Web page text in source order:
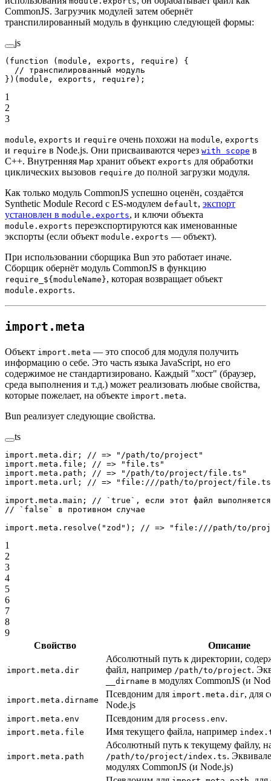
CommonJS. Загрузчик модулей затем обернёт
транспилированный модуль в функцию следующей формы:
js
( function (module , exports , require ) {
  // транспилированный модуль
})(module , exports , require);
1
2
3
module, exports и require очень похожи на module, exports
и require в Node.js. Они присваиваются через with scope в
C++. Внутренняя Map хранит объект exports для обработки
циклических вызовов require до полной загрузки модуля.
Как только модуль CommonJS успешно оценён, создаётся
Synthetic Module Record с ES-модулем default, экспорт
установлен в module.exports, и ключи объекта
module.exports переэкспортируются как именованные
экспорты (если объект module.exports — объект).
При использовании сборщика Bun это работает иначе.
Сборщик обернёт модуль CommonJS в функцию
require_${moduleName}, которая возвращает объект
module.exports.
import.meta
Объект import.meta — это способ для модуля получить
информацию о себе. Это часть языка JavaScript, но его
содержимое не стандартизировано. Каждый "хост" (браузер,
среда выполнения и т.д.) может реализовать любые свойства,
которые пожелает, на объекте import.meta.
Bun реализует следующие свойства.
ts
import . meta .dir; // => "/path/to/project"
import . meta .file; // => "file.ts"
import . meta .path; // => "/path/to/project/file.ts"
import . meta .url; // => "file:///path/to/project/
import . meta .main; // `true`, если этот файл
// `false` в противном случае
import . meta . resolve ( "zod" ); // => "file:///path/to/
1
2
3
4
5
6
7
8
9
Свойство
Описание
import.meta.dir
Абсолютный путь к директории,
файл, например /path/to/project.
__dirname в модулях CommonJS (и
import.meta.dirname
Псевдоним для import.meta.dir, для
Node.js
import.meta.env Псевдоним для process.env.
import.meta.file Имя текущего файла, например
import.meta.path
Абсолютный путь к текущему файлу,
/path/to/project/index.ts.
модулях CommonJS (и Node.js)